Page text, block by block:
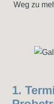
Weg zu
1.